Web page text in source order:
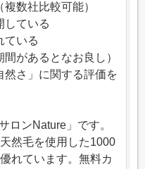
複数社比較可能）
している
ている
があるとなお良し）
然さ」に関する評価を
ロンNature」です。
然毛を使用した1000
れています。無料カ